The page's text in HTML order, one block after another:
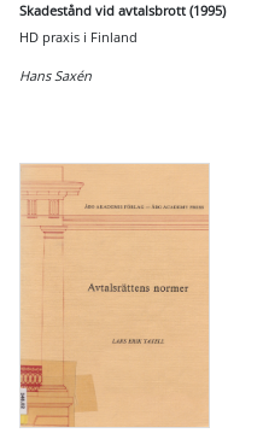
Skadestånd vid avtalsbrott (1995)
HD praxis i Finland
Hans Saxén